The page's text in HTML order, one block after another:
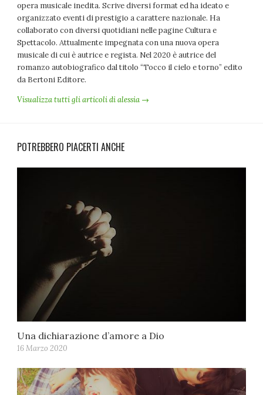
opera musicale inedita. Scrive diversi format ed ha ideato e
organizzato eventi di prestigio a carattere nazionale. Ha
collaborato con diversi quotidiani nelle pagine Cultura e
Spettacolo. Attualmente impegnata con una nuova opera
musicale di cui è autrice e regista. Nel 2020 è autrice del
romanzo autobiografico dal titolo “Tocco il cielo e torno” edito
da Bertoni Editore.
Visualizza tutti gli articoli di alessia →
POTREBBERO PIACERTI ANCHE
Una dichiarazione d’amore a Dio
16 Marzo 2020